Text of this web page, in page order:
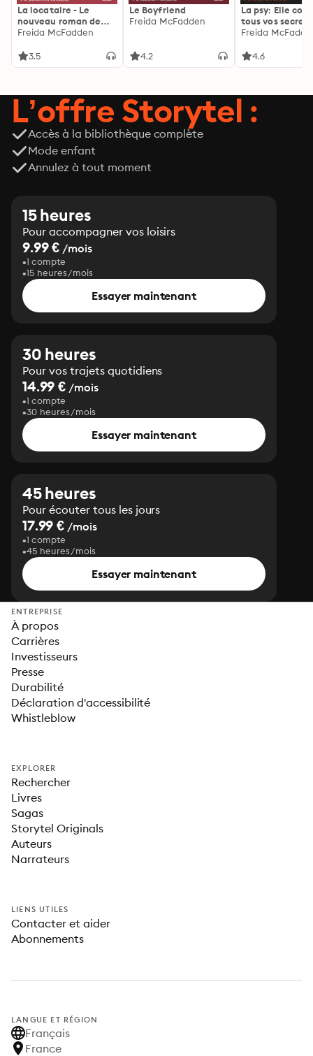
La locataire - Le
nouveau roman de
l'autrice de La femme
Freida McFadden
3.5
Le Boyfriend
Freida McFadden
4.2
La psy: Elle
tous vos
découvrez les
Freida
4.6
L’offre Storytel :
Accès à la bibliothèque complète
Mode enfant
Annulez à tout moment
15 heures
Pour accompagner vos loisirs
9.99 € /mois
1 compte
15 heures/mois
Essayer maintenant
30 heures
Pour vos trajets quotidiens
14.99 € /mois
1 compte
30 heures/mois
Essayer maintenant
45 heures
Pour écouter tous les jours
17.99 € /mois
1 compte
45 heures/mois
Essayer maintenant
ENTREPRISE
À propos
Carrières
Investisseurs
Presse
Durabilité
Déclaration d'accessibilité
Whistleblow
EXPLORER
Rechercher
Livres
Sagas
Storytel Originals
Auteurs
Narrateurs
LIENS UTILES
Contacter et aider
Abonnements
LANGUE ET RÉGION
Français
France